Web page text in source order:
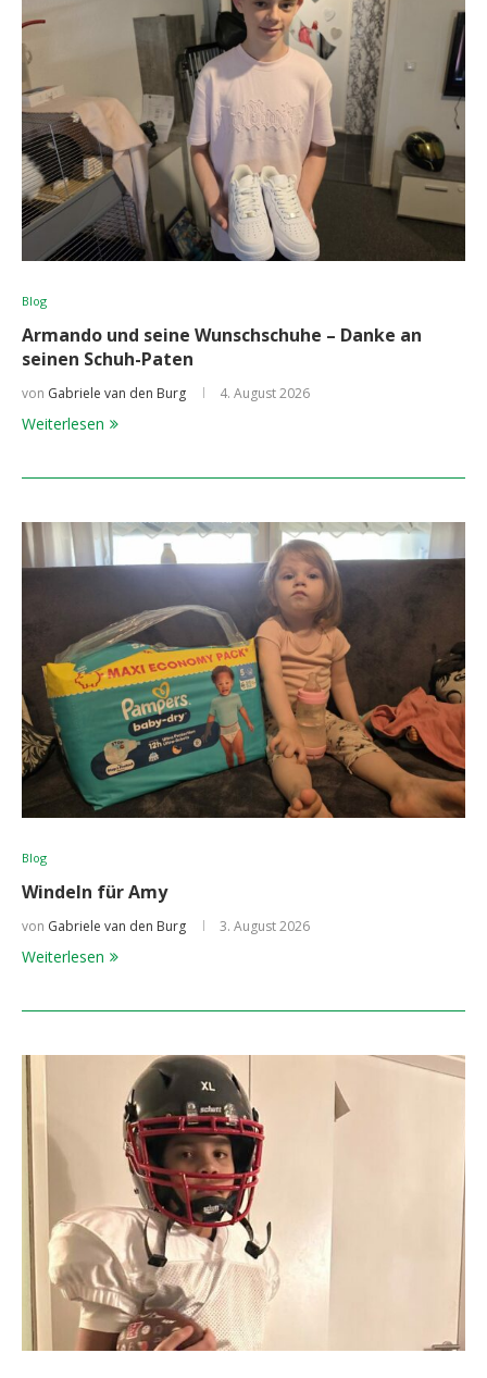
Blog
Armando und seine Wunschschuhe – Danke an
seinen Schuh-Paten
von Gabriele van den Burg 4. August 2026
Weiterlesen
Blog
Windeln für Amy
von Gabriele van den Burg 3. August 2026
Weiterlesen